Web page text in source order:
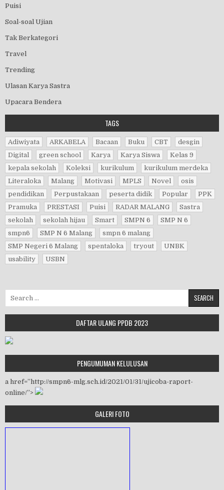
Puisi
Soal-soal Ujian
Tak Berkategori
Travel
Trending
Ulasan Karya Sastra
Upacara Bendera
TAGS
Adiwiyata ARKABELA Bacaan Buku CBT
desgin
Digital
green school Karya Karya Siswa
Kelas 9
kepala sekolah
Koleksi kurikulum
kurikulum merdeka
Literaloka
Malang Motivasi MPLS Novel
osis
pendidikan
Perpustakaan peserta didik Popular
PPK
Pramuka
PRESTASI Puisi RADAR MALANG
Sastra
sekolah
sekolah hijau Smart SMPN 6
SMP N 6
smpn6
SMP N 6 Malang
smpn 6 malang
SMP Negeri 6 Malang
spentaloka tryout
UNBK
usability
USBN
DAFTAR ULANG PPDB 2023
PENGUMUMAN KELULUSAN
a href=”http://smpn6-mlg.sch.id/2021/01/31/ujicoba-raport-
online/”>
GALERI FOTO